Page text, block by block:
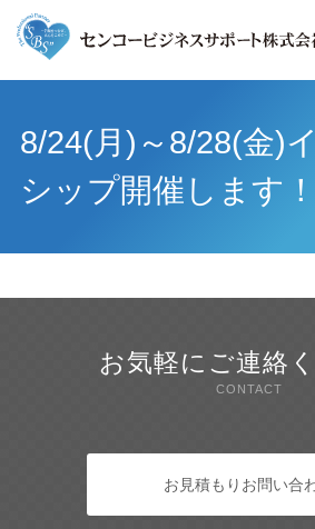
8/24(月)～8/28(金)
シップ開催します！
お気軽にご連絡
CONTACT
お見積もりお問い合